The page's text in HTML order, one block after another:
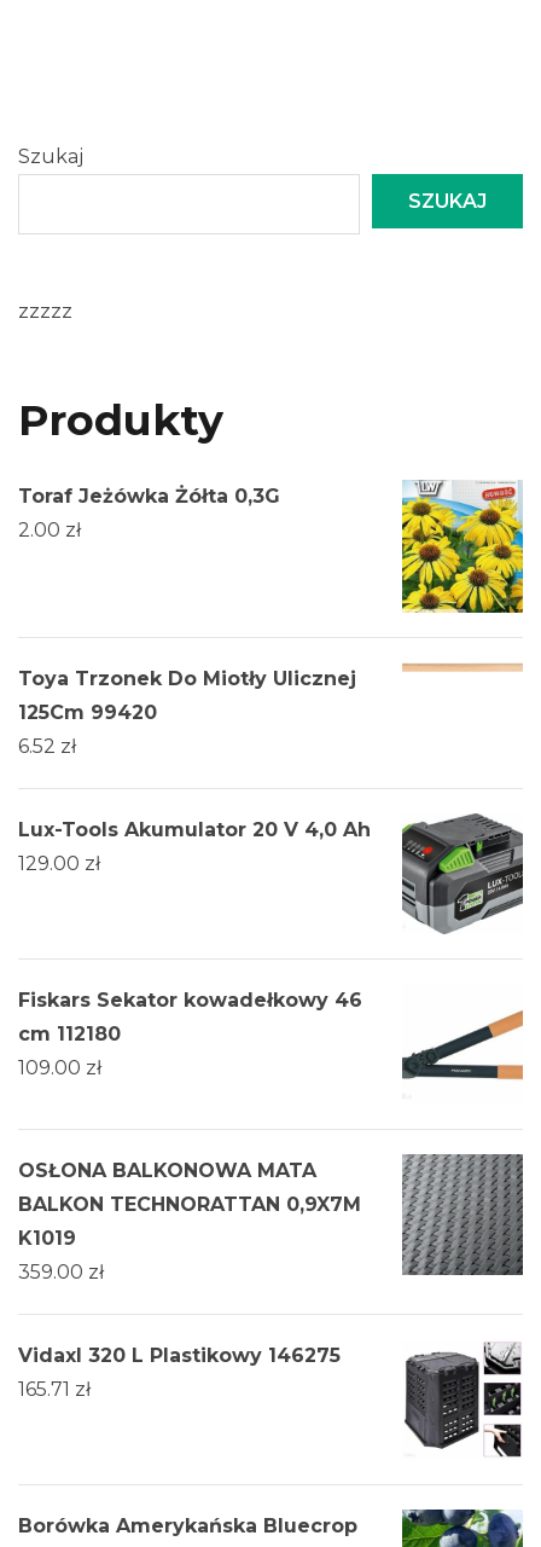
Szukaj
SZUKAJ
zzzzz
Produkty
Toraf Jeżówka Żółta 0,3G
2.00 zł
Toya Trzonek Do Miotły Ulicznej
125Cm 99420
6.52 zł
Lux-Tools Akumulator 20 V 4,0 Ah
129.00 zł
Fiskars Sekator kowadełkowy 46
cm 112180
109.00 zł
OSŁONA BALKONOWA MATA
BALKON TECHNORATTAN 0,9X7M
K1019
359.00 zł
Vidaxl 320 L Plastikowy 146275
165.71 zł
Borówka Amerykańska Bluecrop